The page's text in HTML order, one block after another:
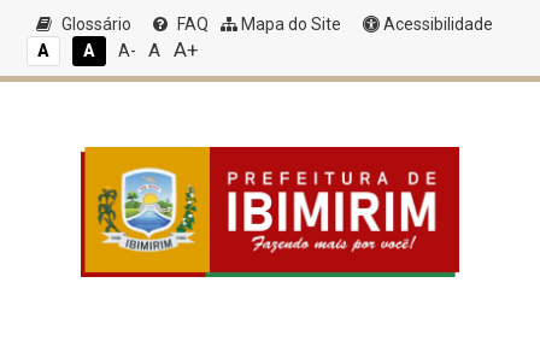
Glossário FAQ Mapa do Site
Acessibilidade
A
A A- A A+